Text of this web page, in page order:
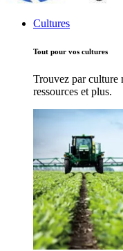
Cultures
Tout pour vos cultures
Trouvez par culture
ressources et plus.